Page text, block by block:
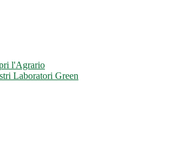
l'Agrario
Laboratori Green